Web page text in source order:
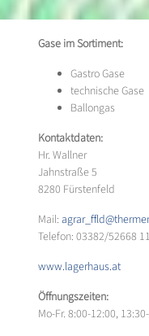
Gase im Sortiment:
Gastro Gase
technische Gase
Ballongas
Kontaktdaten:
Hr. Wallner
Jahnstraße 5
8280 Fürstenfeld
Mail:
Telefon: 03382/52668 11
www.lagerhaus.at
Öffnungszeiten:
Mo-Fr. 8:00-12:00,